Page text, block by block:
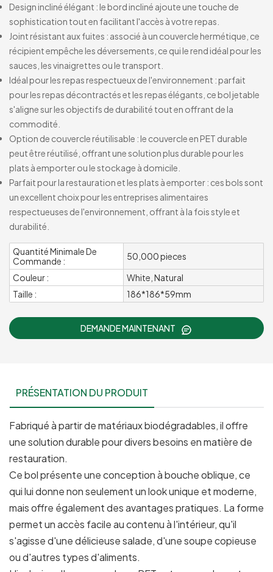
Design incliné élégant : le bord incliné ajoute une touche de
sophistication tout en facilitant l'accès à votre repas.
Joint résistant aux fuites : associé à un couvercle hermétique, ce
récipient empêche les déversements, ce qui le rend idéal pour les
sauces, les vinaigrettes ou le transport.
Idéal pour les repas respectueux de l'environnement : parfait
pour les repas décontractés et les repas élégants, ce bol jetable
s'aligne sur les objectifs de durabilité tout en offrant de la
commodité.
Option de couvercle réutilisable : le couvercle en PET durable
peut être réutilisé, offrant une solution plus durable pour les
plats à emporter ou le stockage à domicile.
Parfait pour la restauration et les plats à emporter : ces bols sont
un excellent choix pour les entreprises alimentaires
respectueuses de l'environnement, offrant à la fois style et
durabilité.
Quantité Minimale De
Commande :
50,000 pieces
Couleur :
White, Natural
Taille :
186*186*59mm
DEMANDE MAINTENANT
PRÉSENTATION DU PRODUIT
Fabriqué à partir de matériaux biodégradables, il offre
une solution durable pour divers besoins en matière de
restauration.
Ce bol présente une conception à bouche oblique, ce
qui lui donne non seulement un look unique et moderne,
mais offre également des avantages pratiques. La forme
permet un accès facile au contenu à l'intérieur, qu'il
s'agisse d'une délicieuse salade, d'une soupe copieuse
ou d'autres types d'aliments.